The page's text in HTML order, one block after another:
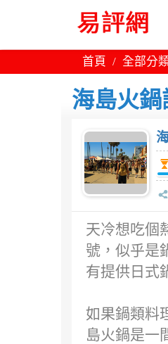
首頁 全部分
海島火鍋
天冷想吃個
號，似乎是
有提供日式
如果鍋類料
島火鍋是一